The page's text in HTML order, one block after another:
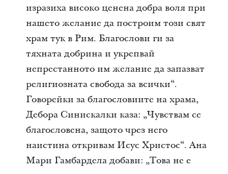
изразиха високо ценена добра воля при
нашето желание да построим този свят
храм тук в Рим. Благослови ги за
тяхната добрина и укрепвай
непрестанното им желание да запазват
религиозната свобода за всички“.
Говорейки за благословиите на храма,
Дебора Синискалки каза: „Чувствам се
благословена, защото чрез него
наистина откривам Исус Христос“. Ана
Мари Гамбардела добави: „Това не е